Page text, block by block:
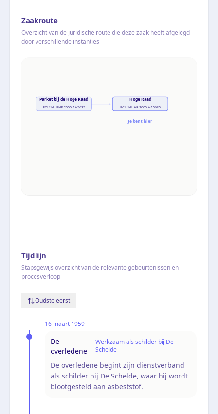
Zaakroute
Overzicht van de juridische route die deze zaak heeft afgelegd
door verschillende instanties
Parket bij de Hoge Raad
ECLI:NL:PHR:2000:AA5635
Hoge Raad
ECLI:NL:HR:2000:AA5635
Je bent hier
Tijdlijn
Stapsgewijs overzicht van de relevante gebeurtenissen en
procesverloop
Oudste eerst
16 maart 1959
De
overledene
Werkzaam als schilder bij De
Schelde
De overledene begint zijn dienstverband
als schilder bij De Schelde, waar hij wordt
blootgesteld aan asbeststof.